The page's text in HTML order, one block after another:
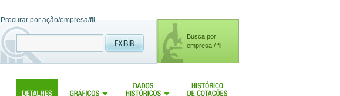
Busca por
empresa / fii
Procurar por ação/empresa/fii